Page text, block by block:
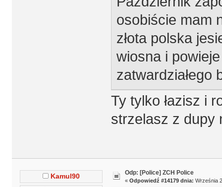
osobiście mam
złota polska
wiosna i
zatwardziałego
Ty tylko łazisz i
strzelasz z dupy
Kamul90 Odp: [Police] ZCH Police
« Odpowiedź #14179 dnia: Września